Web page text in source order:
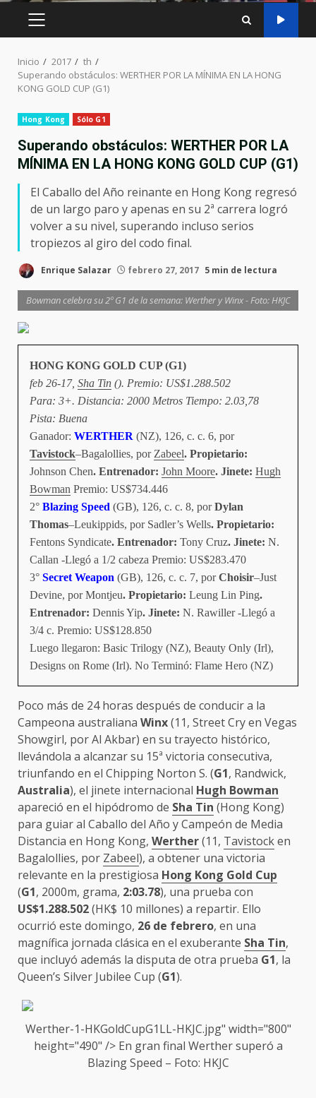
MENÚ
Inicio 2017
th
Superando obstáculos: WERTHER POR LA MÍNIMA EN LA HONG
KONG GOLD CUP (G1)
Hong Kong Sólo G1
Superando obstáculos: WERTHER POR LA
MÍNIMA EN LA HONG KONG GOLD CUP (G1)
El Caballo del Año reinante en Hong Kong regresó
de un largo paro y apenas en su 2ª carrera logró
volver a su nivel, superando incluso serios
tropiezos al giro del codo final.
Enrique Salazar febrero 27, 2017 5 min de lectura
Bowman celebra su 2º G1 de la semana: Werther y Winx - Foto: HKJC
HONG KONG GOLD CUP (G1)
feb 26-17, Sha Tin (). Premio: US$1.288.502
Para: 3+. Distancia: 2000 Metros Tiempo: 2.03,78
Pista: Buena
Ganador: WERTHER (NZ), 126, c. c. 6, por
Tavistock–Bagalollies, por Zabeel. Propietario:
Johnson Chen. Entrenador: John Moore. Jinete: Hugh
Bowman Premio: US$734.446
2° Blazing Speed (GB), 126, c. c. 8, porDylan
Thomas–Leukippids, por Sadler’s Wells. Propietario:
Fentons Syndicate. Entrenador: Tony Cruz. Jinete: N.
Callan -Llegó a 1/2 cabeza Premio: US$283.470
3° Secret Weapon (GB), 126, c. c. 7, porChoisir–Just
Devine, por Montjeu. Propietario: Leung Lin Ping.
Entrenador: Dennis Yip. Jinete: N. Rawiller -Llegó a
3/4 c. Premio: US$128.850
Luego llegaron: Basic Trilogy (NZ), Beauty Only (Irl),
Designs on Rome (Irl). No Terminó: Flame Hero (NZ)
Poco más de 24 horas después de conducir a la
Campeona australiana Winx(11, Street Cry en Vegas
Showgirl, por Al Akbar) en su trayecto histórico,
llevándola a alcanzar su 15ª victoria consecutiva,
triunfando en el Chipping Norton S. (G1, Randwick,
Australia), el jinete internacional Hugh Bowman
apareció en el hipódromo de Sha Tin (Hong Kong)
para guiar al Caballo del Año y Campeón de Media
Distancia en Hong Kong, Werther(11, Tavistocken
Bagalollies, por Zabeel), a obtener una victoria
relevante en la prestigiosa Hong Kong Gold Cup
(G1, 2000m, grama, 2:03.78), una prueba con
US$1.288.502(HK$ 10 millones) a repartir. Ello
ocurrió este domingo, 26 de febrero, en una
magnífica jornada clásica en el exuberante Sha Tin,
que incluyó además la disputa de otra prueba G1, la
Queen’s Silver Jubilee Cup (G1).
Werther-1-HKGoldCupG1LL-HKJC.jpg" width="800"
height="490" /> En gran final Werthersuperó a
Blazing Speed – Foto: HKJC